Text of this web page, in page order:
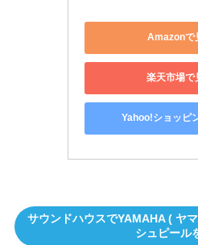
Amazonで
楽天市場で
Yahoo!ショッピ
サウンドハウスでYAMAHA ( ヤ
シュピール